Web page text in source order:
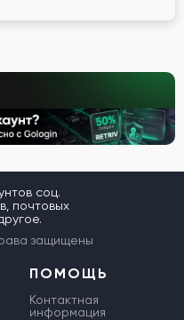
соц.
почтовых
защищены
ПОМОЩЬ
Контактная
информация